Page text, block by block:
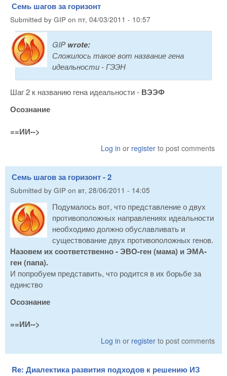
Семь шагов за горизонт
Submitted by GIP on пт, 04/03/2011 - 10:57
GIPwrote:
Сложилось такое вот название гена
идеальности - ГЭЭН
Шаг 2 к названию гена идеальности - ВЭЭФ
Осознание
==ИИ-->
Log in or register to post comments
Семь шагов за горизонт - 2
Submitted by GIP on вт, 28/06/2011 - 14:05
Подумалось вот, что представление о двух
противоположных направлениях идеальности
необходимо должно обуславливать и
существование двух противоположных генов.
Назовем их соответственно - ЭВО-ген (мама) и ЭМА-
ген (папа).
И попробуем представить, что родится в их борьбе за
единство
Осознание
==ИИ-->
Log in or register to post comments
Re: Диалектика развития подходов к решению ИЗ